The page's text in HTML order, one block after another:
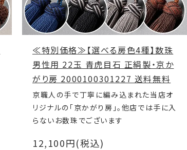
≪特別価格≫【選べる房色4種】数珠
男性用 22玉 青虎目石 正絹製・京か
がり房 2000100301227 送料無料
京職人の手で丁寧に編み込まれた当店オ
リジナルの「京かがり房」。他店では手に入
らないお数珠でございます
12,100円(税込)